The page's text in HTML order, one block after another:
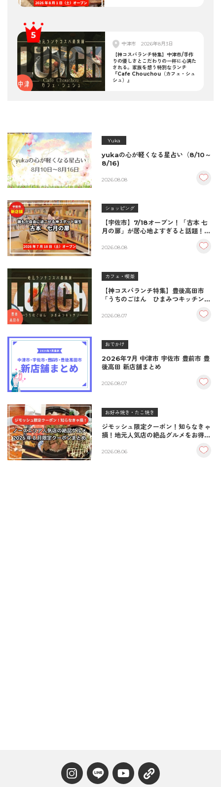
中津市
2026年8月3日
【神コスパランチ特集】中津市/手作
りの優しさとこだわりの一杯に心満た
される。家族を想う特別なランチ
『Cafe Chouchou（カフェ・シュ
シュ）』
Yuka
yukaの心が軽くなる星占い（8/10～
8/16)
2026.08.08
ショッピング
【宇佐市】7/18オープン！「古本 七
月の扉」が居心地よすぎると話題！絶
至福の読書空間
2026.08.08
カフェ・喫茶
【神コスパランチ特集】豊後高田市
「うちのごはん ひまみつキッチン」
＆生姜焼き！
2026.08.07
おでかけ
2026年7月 中津市 宇佐市 豊前市 豊
後高田 新店舗まとめ
2026.08.07
お好み焼き・たこ焼き
ジモッシュ限定クーポン！知らなきゃ
損！地元人気店の絶品グルメをお得に
2026.08.06